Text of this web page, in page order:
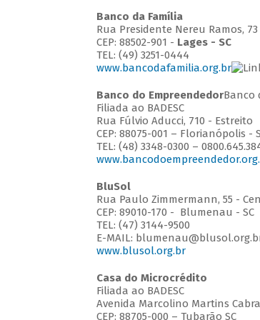
Banco da Família
Rua Presidente Nereu Ramos,
CEP: 88502-901 - Lages - SC
TEL: (49) 3251-0444
www.bancodafamilia.org.br
Banco do EmpreendedorBanco
Filiada ao BADESC
Rua Fúlvio Aducci, 710 - Estreito
CEP: 88075-001 – Florianópolis -
TEL: (48) 3348-0300 –
BluSol
Rua Paulo Zimmermann, 55 -
CEP: 89010-170 - Blumenau - SC
TEL: (47) 3144-9500
E-MAIL:
www.blusol.org.br
Casa do Microcrédito
Filiada ao BADESC
Avenida Marcolino Martins
CEP: 88705-000 – Tubarão SC